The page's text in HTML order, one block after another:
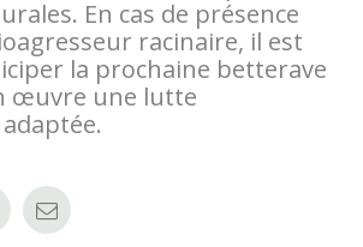
En cas de présence
racinaire, il est
la prochaine betterave
œuvre une lutte